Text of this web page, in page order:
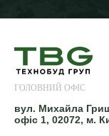
ГОЛОВНИЙ ОФІС
вул. Михайла
офіс 1, 02072, м.